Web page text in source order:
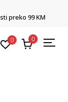
preko 99 KM
0 0